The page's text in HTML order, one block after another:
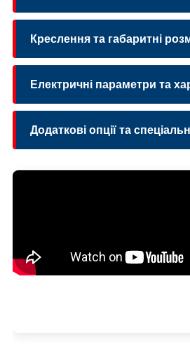
IM B35
IM B14
Креслення та габаритні
Електричні параметри та
Додаткові опції та